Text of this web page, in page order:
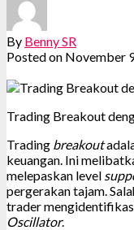
By Benny SR
Posted on November
Trading Breakout
Trading breakout
keuangan. Ini
melepaskan level
pergerakan tajam.
trader
Oscillator.